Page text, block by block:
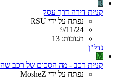
R
קניית דירה דרך עסק
נפתח על ידי RSU
9/11/24
תגובות: 13
נדל"ן
M
קניית רכב - מה הסכום של רכב
נפתח על ידי MosheZ